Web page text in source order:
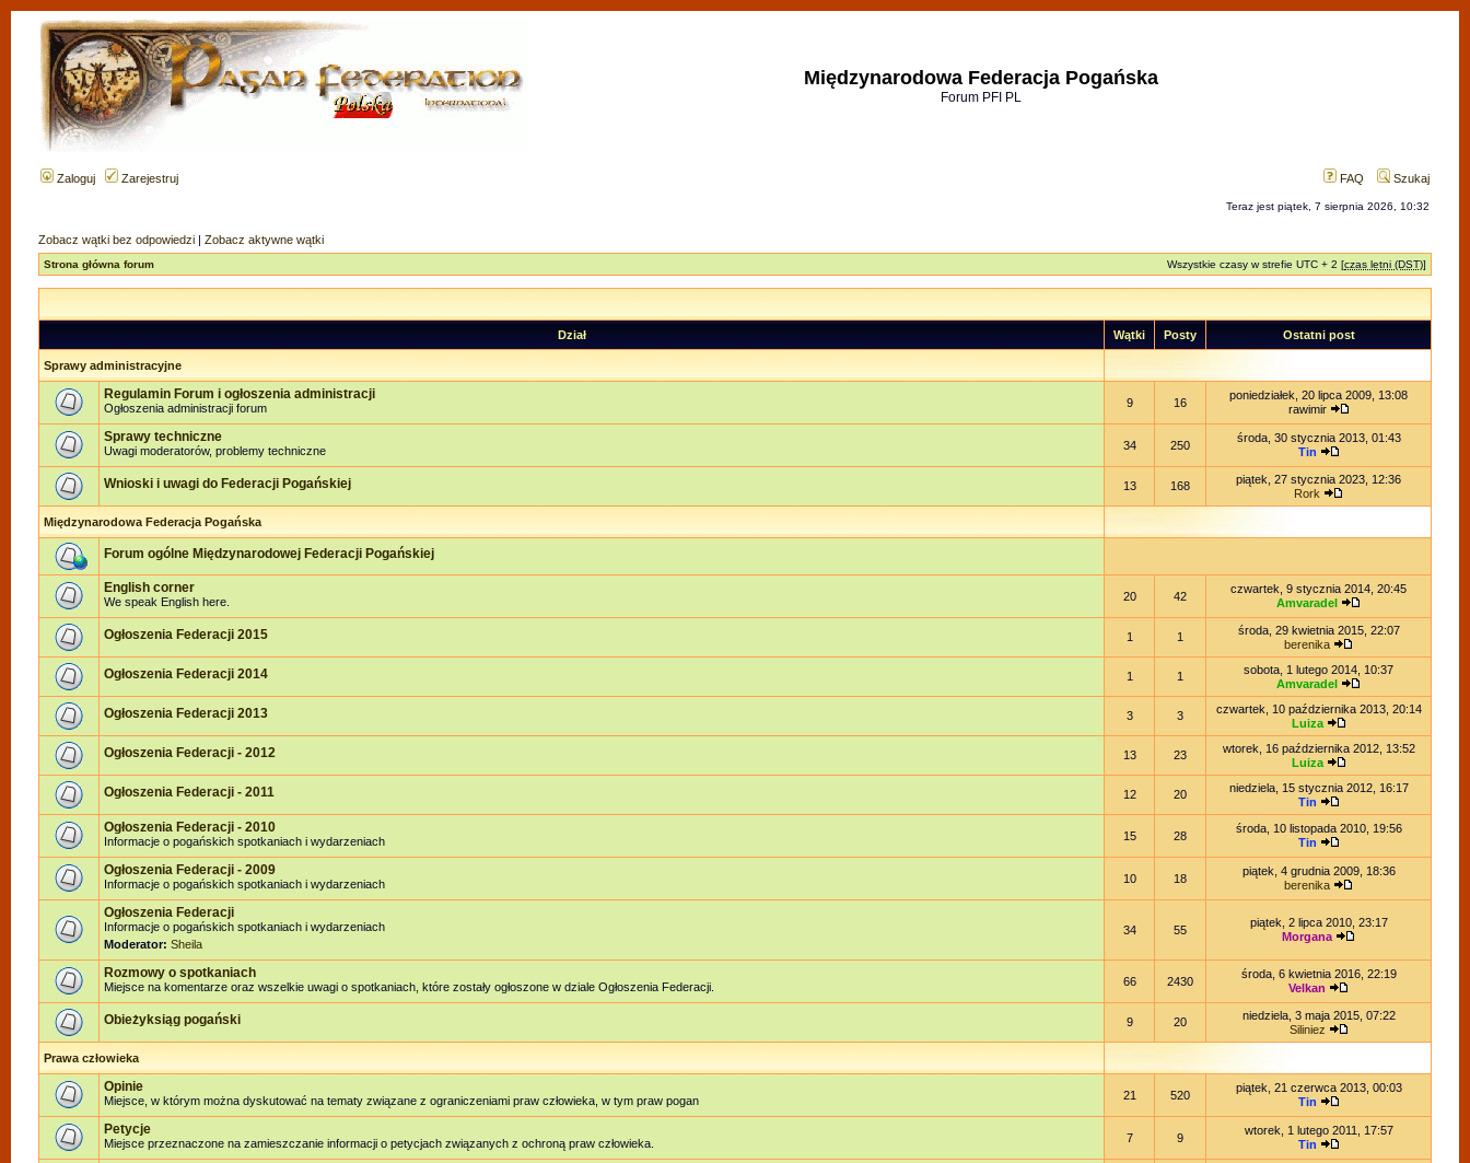
Międzynarodowa Federacja Pogańska
Forum PFI PL
Zaloguj Zarejestruj FAQ Szukaj
Teraz jest piątek, 7 sierpnia 2026, 10:32
Zobacz wątki bez odpowiedzi | Zobacz aktywne wątki
Strona główna forum Wszystkie czasy w strefie UTC + 2 [czas letni (DST)]
Dział Wątki Posty Ostatni post
Sprawy administracyjne
Regulamin Forum i ogłoszenia administracji
Ogłoszenia administracji forum 9 16
poniedziałek, 20 lipca 2009, 13:08
rawimir
Sprawy techniczne
Uwagi moderatorów, problemy techniczne 34 250
środa, 30 stycznia 2013, 01:43
Tin
Wnioski i uwagi do Federacji Pogańskiej 13 168
piątek, 27 stycznia 2023, 12:36
Rork
Międzynarodowa Federacja Pogańska
Forum ogólne Międzynarodowej Federacji Pogańskiej
English corner
We speak English here. 20 42
czwartek, 9 stycznia 2014, 20:45
Amvaradel
Ogłoszenia Federacji 2015 1 1
środa, 29 kwietnia 2015, 22:07
berenika
Ogłoszenia Federacji 2014 1 1
sobota, 1 lutego 2014, 10:37
Amvaradel
Ogłoszenia Federacji 2013 3 3
czwartek, 10 października 2013, 20:14
Luiza
Ogłoszenia Federacji - 2012 13 23
wtorek, 16 października 2012, 13:52
Luiza
Ogłoszenia Federacji - 2011 12 20
niedziela, 15 stycznia 2012, 16:17
Tin
Ogłoszenia Federacji - 2010
Informacje o pogańskich spotkaniach i wydarzeniach 15 28
środa, 10 listopada 2010, 19:56
Tin
Ogłoszenia Federacji - 2009
Informacje o pogańskich spotkaniach i wydarzeniach 10 18
piątek, 4 grudnia 2009, 18:36
berenika
Ogłoszenia Federacji
Informacje o pogańskich spotkaniach i wydarzeniach
Moderator: Sheila
34 55
piątek, 2 lipca 2010, 23:17
Morgana
Rozmowy o spotkaniach
Miejsce na komentarze oraz wszelkie uwagi o spotkaniach, które zostały ogłoszone w dziale Ogłoszenia Federacji. 66 2430
środa, 6 kwietnia 2016, 22:19
Velkan
Obieżyksiąg pogański 9 20
niedziela, 3 maja 2015, 07:22
Siliniez
Prawa człowieka
Opinie
Miejsce, w którym można dyskutować na tematy związane z ograniczeniami praw człowieka, w tym praw pogan 21 520
piątek, 21 czerwca 2013, 00:03
Tin
Petycje
Miejsce przeznaczone na zamieszczanie informacji o petycjach związanych z ochroną praw człowieka. 7 9
wtorek, 1 lutego 2011, 17:57
Tin